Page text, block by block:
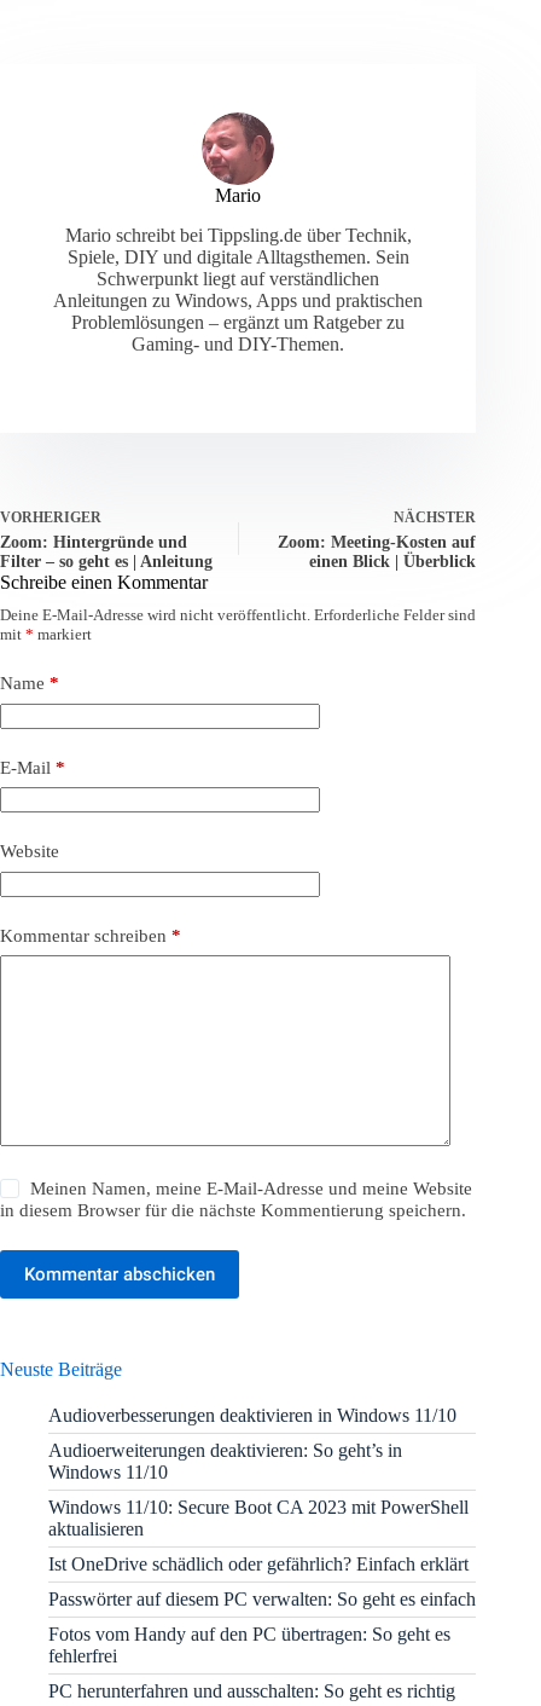
Mario
Mario schreibt bei Tippsling.de über Technik,
Spiele, DIY und digitale Alltagsthemen. Sein
Schwerpunkt liegt auf verständlichen
Anleitungen zu Windows, Apps und praktischen
Problemlösungen – ergänzt um Ratgeber zu
Gaming- und DIY-Themen.
VORHERIGER
Zoom: Hintergründe und
Filter – so geht es | Anleitung
NÄCHSTER
Zoom: Meeting-Kosten auf
einen Blick | Überblick
Schreibe einen Kommentar
Deine E-Mail-Adresse wird nicht veröffentlicht. Erforderliche Felder sind
mit * markiert
Name *
E-Mail *
Website
Kommentar schreiben *
Meinen Namen, meine E-Mail-Adresse und meine Website
in diesem Browser für die nächste Kommentierung speichern.
Kommentar abschicken
Neuste Beiträge
Audioverbesserungen deaktivieren in Windows 11/10
Audioerweiterungen deaktivieren: So geht’s in
Windows 11/10
Windows 11/10: Secure Boot CA 2023 mit PowerShell
aktualisieren
Ist OneDrive schädlich oder gefährlich? Einfach erklärt
Passwörter auf diesem PC verwalten: So geht es einfach
Fotos vom Handy auf den PC übertragen: So geht es
fehlerfrei
PC herunterfahren und ausschalten: So geht es richtig